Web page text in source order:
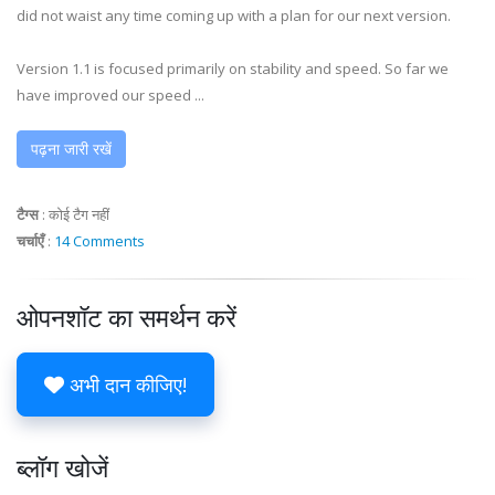
did not waist any time coming up with a plan for our next version.
Version 1.1 is focused primarily on stability and speed. So far we
have improved our speed ...
पढ़ना जारी रखें
टैग्स: कोई टैग नहीं
चर्चाएँ: 14 Comments
ओपनशॉट का समर्थन करें
अभी दान कीजिए!
ब्लॉग खोजें